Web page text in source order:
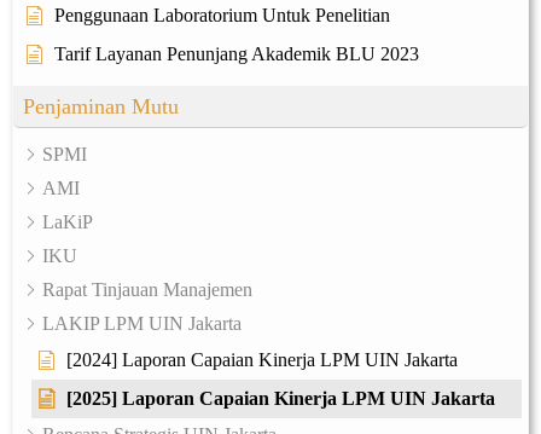
Penggunaan Laboratorium Untuk Penelitian
Tarif Layanan Penunjang Akademik BLU 2023
Penjaminan Mutu
SPMI
AMI
LaKiP
IKU
Rapat Tinjauan Manajemen
LAKIP LPM UIN Jakarta
[2024] Laporan Capaian Kinerja LPM UIN Jakarta
[2025] Laporan Capaian Kinerja LPM UIN Jakarta